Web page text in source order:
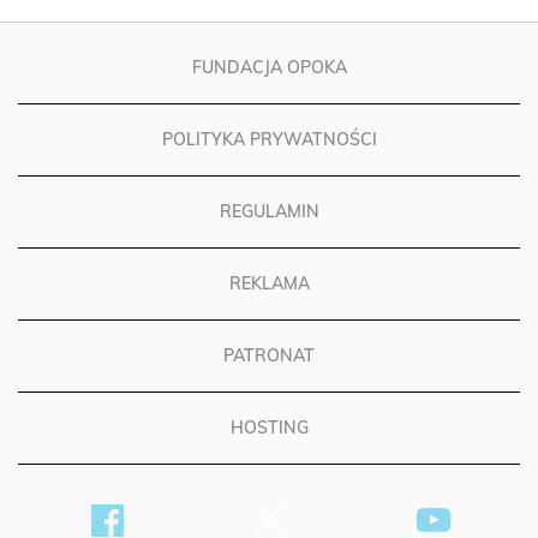
FUNDACJA OPOKA
POLITYKA PRYWATNOŚCI
REGULAMIN
REKLAMA
PATRONAT
HOSTING